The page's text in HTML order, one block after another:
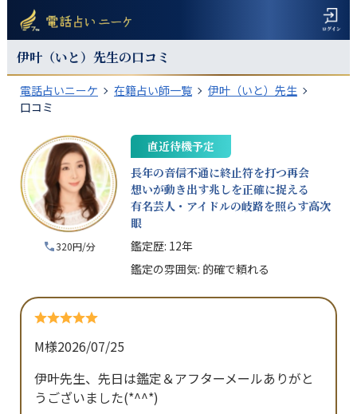
伊叶（いと） 先生の口コミ
電話占いニーケ 在籍占い師一覧
伊叶（いと）先生
口コミ
320円/分
直近待機予定
長年の音信不通に終止符を打つ再会
想いが動き出す兆しを正確に捉える
有名芸人・アイドルの岐路を照らす高次
眼
鑑定歴: 12年
鑑定の雰囲気: 的確で頼れる
M様2026/07/25
伊叶先生、先日は鑑定＆アフターメールありがと
うございました(*^^*)